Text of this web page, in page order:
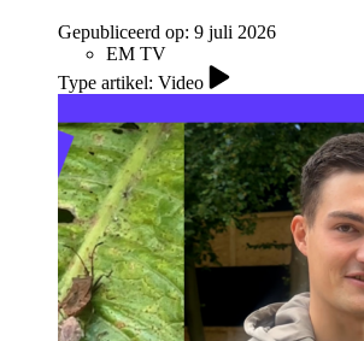
Gepubliceerd op: 9 juli 2026
EM TV
Type artikel: Video